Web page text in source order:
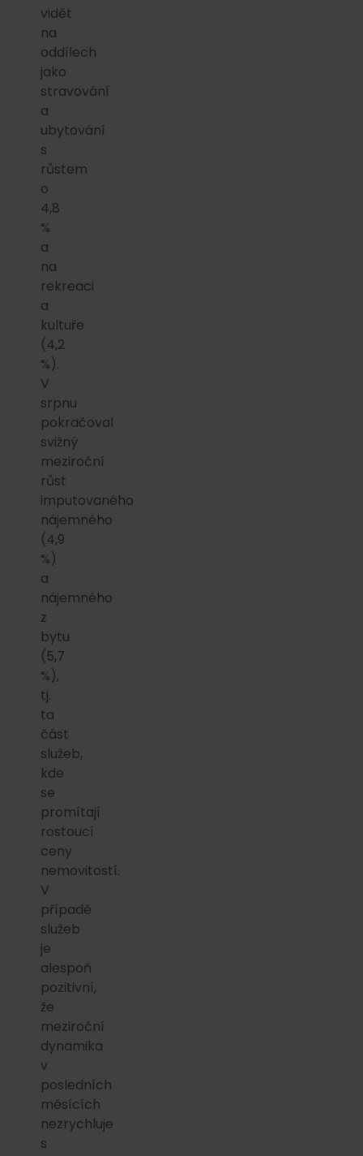
vidět
na
oddílech
jako
stravování
a
ubytování
s
růstem
o
4,8
%
a
na
rekreaci
a
kultuře
(4,2
%).
V
srpnu
pokračoval
svižný
meziroční
růst
imputovaného
nájemného
(4,9
%)
a
nájemného
z
bytu
(5,7
%),
tj.
ta
část
služeb,
kde
se
promítají
rostoucí
ceny
nemovitostí.
V
případě
služeb
je
alespoň
pozitivní,
že
meziroční
dynamika
v
posledních
měsících
nezrychluje
s